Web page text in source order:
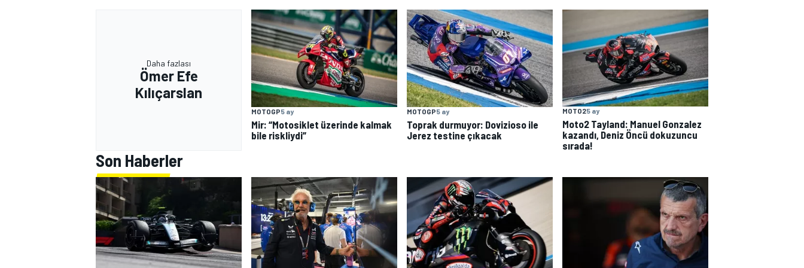
Daha fazlası
Ömer Efe
Kılıçarslan
MOTOGP5 ay
Mir: “Motosiklet üzerinde kalmak
bile riskliydi”
MOTOGP5 ay
Toprak durmuyor: Dovizioso ile
Jerez testine çıkacak
MOTO25 ay
Moto2 Tayland: Manuel Gonzalez
kazandı, Deniz Öncü dokuzuncu
sırada!
Son Haberler